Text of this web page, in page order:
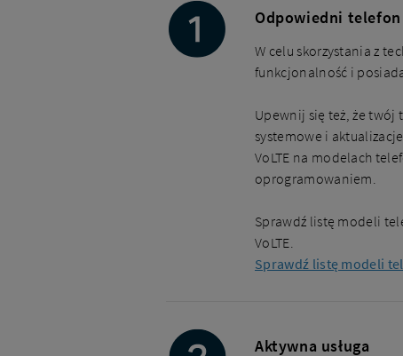
Odpowiedni telefon
W celu skorzystania z
funkcjonalność i
Upewnij się też, że twój
systemowe i
VoLTE na modelach
oprogramowaniem.
Sprawdź listę modeli
VoLTE.
Sprawdź listę modeli
Aktywna usługa